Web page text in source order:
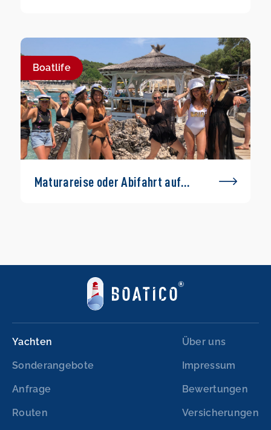
Boatlife
Maturareise oder Abifahrt auf
Yachten
Sonderangebote
Anfrage
Routen
Über uns
Impressum
Bewertungen
Versicherungen